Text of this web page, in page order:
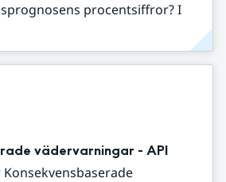
procentsiffror? I
vädervarningar - API